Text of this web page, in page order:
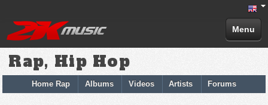
Menu
Rap, Hip Hop
Home Rap Albums Videos Artists Forums